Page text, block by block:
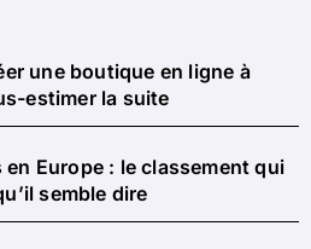
une boutique en ligne à
estimer la suite
Europe : le classement qui
semble dire